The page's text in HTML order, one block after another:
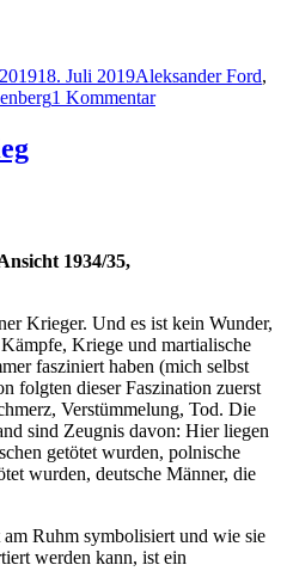
18. Juli 2019Aleksander Ford,
1 Kommentarzu
1934/35,
Krieger. Und es ist kein Wunder,
Kriege und martialische
fasziniert haben (mich selbst
folgten dieser Faszination zuerst
Verstümmelung, Tod. Die
sind Zeugnis davon: Hier liegen
getötet wurden, polnische
wurden, deutsche Männer, die
Ruhm symbolisiert und wie sie
werden kann, ist ein